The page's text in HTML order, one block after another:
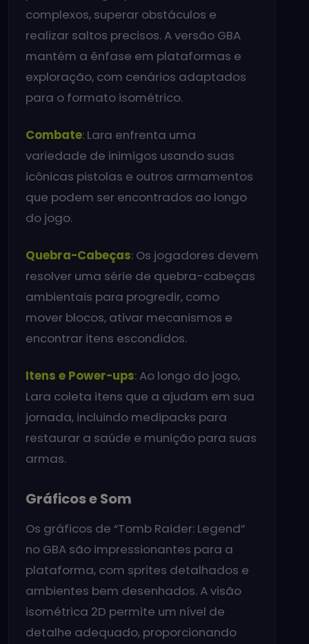
complexos, superar obstáculos e
realizar saltos precisos. A versão GBA
mantém a ênfase em plataformas e
exploração, com cenários adaptados
para o formato isométrico.
Combate: Lara enfrenta uma
variedade de inimigos usando suas
icônicas pistolas e outros armamentos
que podem ser encontrados ao longo
do jogo.
Quebra-Cabeças: Os jogadores devem
resolver uma série de quebra-cabeças
ambientais para progredir, como
mover blocos, ativar mecanismos e
encontrar itens escondidos.
Itens e Power-ups: Ao longo do jogo,
Lara coleta itens que a ajudam em sua
jornada, incluindo medipacks para
restaurar a saúde e munição para suas
armas.
Gráficos e Som
Os gráficos de “Tomb Raider: Legend”
no GBA são impressionantes para a
plataforma, com sprites detalhados e
ambientes bem desenhados. A visão
isométrica 2D permite um nível de
detalhe adequado, proporcionando